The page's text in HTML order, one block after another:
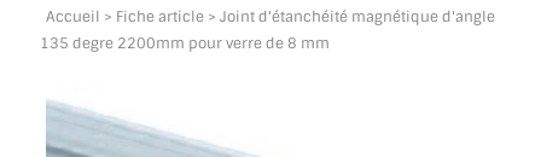
NOUS CONTACTER
DEMANDE DE DEVIS
Accueil > Fiche article > Joint d'étanchéité magnétique d'angle
135 degre 2200mm pour verre de 8 mm